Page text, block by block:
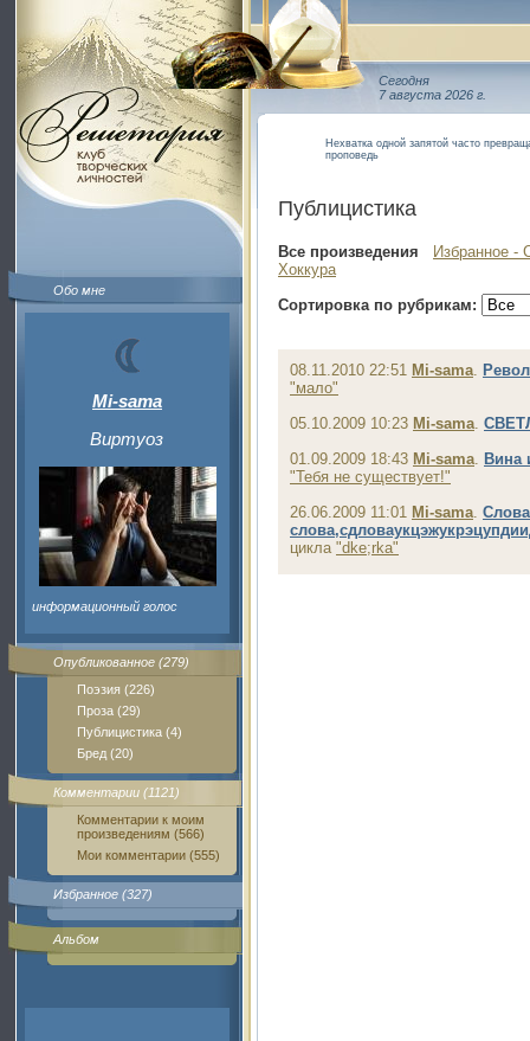
Обо мне
Mi-sama
Виртуоз
информационный голос
Опубликованное (279)
Поэзия (226)
Проза (29)
Публицистика (4)
Бред (20)
Комментарии (1121)
Комментарии к моим
произведениям (566)
Мои комментарии (555)
Избранное (327)
Альбом
Сегодня
7 августа 2026 г.
Нехватка одной запятой часто
проповедь
Публицистика
Все произведения
Избранное -
Хоккура
Сортировка по рубрикам:
08.11.2010 22:51 Mi-sama.
"мало"
05.10.2009 10:23 Mi-sama.
01.09.2009 18:43 Mi-sama. Вина
"Тебя не существует!"
26.06.2009 11:01 Mi-sama.
цикла "dke;rka"